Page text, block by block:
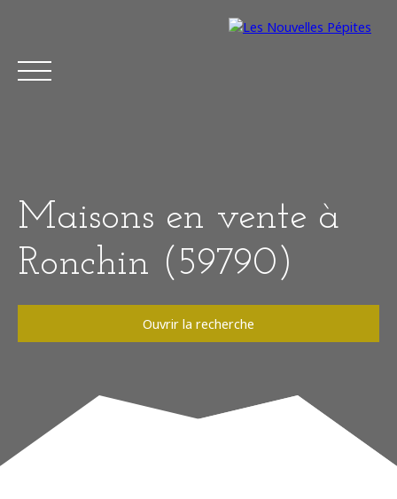
Vendre Estimer
Estimation +33 3 20 89 01 79
Maisons en vente à
Ronchin (59790)
Ouvrir la recherche
Ronchin (59790)
Localisation